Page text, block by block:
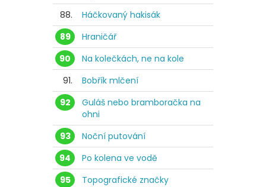
88.
Háčkovaný hakisák
89
Hraničář
90
Na kolečkách, ne na kole
91.
Bobřík mlčení
92
Guláš nebo bramboračka na
ohni
93
Noční putování
94
Po kolena ve vodě
95
Topografické značky